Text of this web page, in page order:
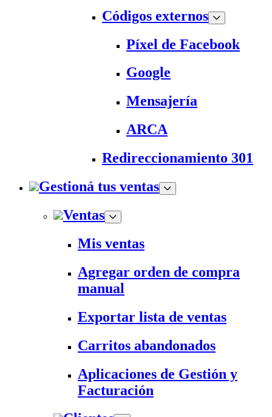
Códigos externos
Píxel de Facebook
Google
Mensajería
ARCA
Redireccionamiento 301
Gestioná tus ventas
Ventas
Mis ventas
Agregar orden de compra
manual
Exportar lista de ventas
Carritos abandonados
Aplicaciones de Gestión y
Facturación